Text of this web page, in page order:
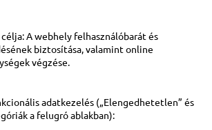
A webhely felhasználóbarát és
biztosítása, valamint online
végzése.
adatkezelés („Elengedhetetlen” és
a felugró ablakban):